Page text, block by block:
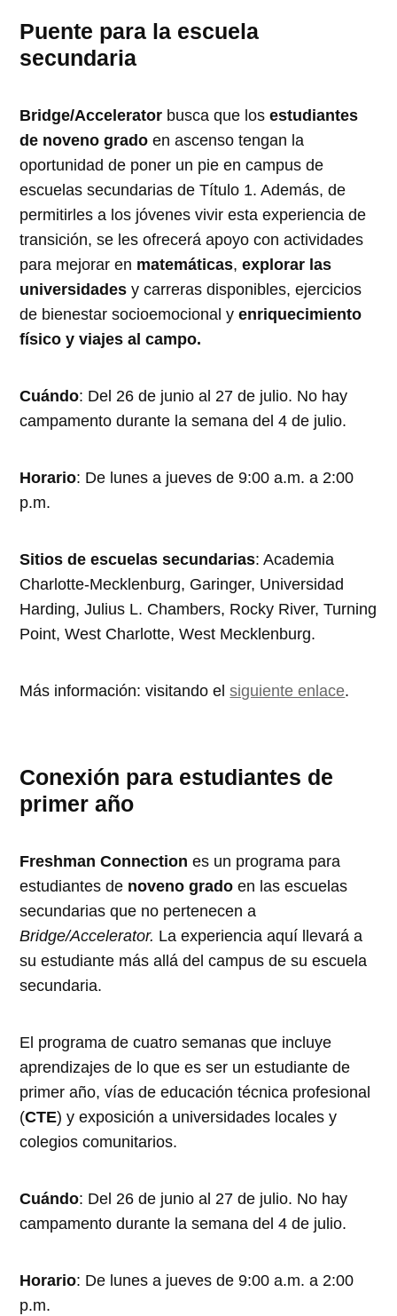
Puente para la escuela
secundaria
Bridge/Accelerator busca que losestudiantes
de noveno grado en ascenso tengan la
oportunidad de poner un pie en campus de
escuelas secundarias de Título 1. Además, de
permitirles a los jóvenes vivir esta experiencia de
transición, se les ofrecerá apoyo con actividades
para mejorar en matemáticas,explorar las
universidades y carreras disponibles, ejercicios
de bienestar socioemocional yenriquecimiento
físico y viajes al campo.
Cuándo: Del 26 de junio al 27 de julio. No hay
campamento durante la semana del 4 de julio.
Horario: De lunes a jueves de 9:00 a.m. a 2:00
p.m.
Sitios de escuelas secundarias: Academia
Charlotte-Mecklenburg, Garinger, Universidad
Harding, Julius L. Chambers, Rocky River, Turning
Point, West Charlotte, West Mecklenburg.
Más información: visitando elsiguiente enlace.
Conexión para estudiantes de
primer año
Freshman Connection es un programa para
estudiantes de noveno grado en las escuelas
secundarias que no pertenecen a
Bridge/Accelerator. La experiencia aquí llevará a
su estudiante más allá del campus de su escuela
secundaria.
El programa de cuatro semanas que incluye
aprendizajes de lo que es ser un estudiante de
primer año, vías de educación técnica profesional
(CTE) y exposición a universidades locales y
colegios comunitarios.
Cuándo: Del 26 de junio al 27 de julio. No hay
campamento durante la semana del 4 de julio.
Horario: De lunes a jueves de 9:00 a.m. a 2:00
p.m.